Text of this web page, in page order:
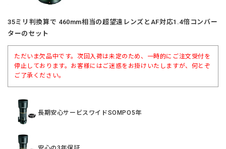
35ミリ判換算で 460mm相当の超望遠レンズとAF対応1.4倍コンバー
ターのセット
ただいま欠品中です。次回入荷は未定のため、一時的にご注文受付を
停止しております。お客様にはご迷惑をお掛けいたしますが、何とぞ
ご了承ください。
長期安心サービスワイドSOMPO5年